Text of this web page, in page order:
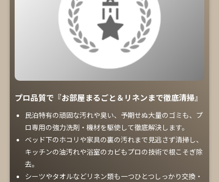
プロ品質で『お部屋まるごと＆リネンまで徹底清掃』
民泊特有の頑固な汚れや臭い、予期せぬ大量のゴミも、プ
ロ専用の強力洗剤・機材を駆使して徹底解決します。
ベッド下のホコリや家具の裏の汚れまで見逃さず清掃し、
キッチンの油汚れや浴室のカビもプロの技術で根こそぎ除
去。
シーツやタオルなどリネン類も一つひとつしっかり交換・